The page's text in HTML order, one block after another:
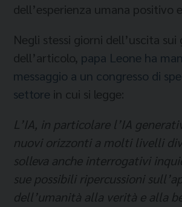
dell’esperienza umana positivo
Negli stessi giorni dell’uscita sui
dell’articolo, papa Leone ha
messaggio a un congresso di
settore in cui si legge:
L’IA, in particolare l’IA
nuovi orizzonti a molti livelli
solleva anche interrogativi
sue possibili ripercussioni
dell’umanità alla verità e alla